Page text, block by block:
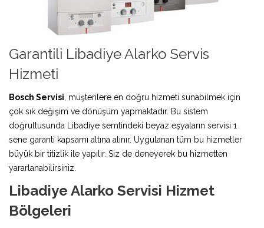
Garantili Libadiye Alarko Servis
Hizmeti
Bosch Servisi , müşterilere en doğru hizmeti sunabilmek için
çok sık değişim ve dönüşüm yapmaktadır. Bu sistem
doğrultusunda Libadiye semtindeki beyaz eşyaların servisi 1
sene garanti kapsamı altına alınır. Uygulanan tüm bu hizmetler
büyük bir titizlik ile yapılır. Siz de deneyerek bu hizmetten
yararlanabilirsiniz.
Libadiye Alarko Servisi Hizmet
Bölgeleri